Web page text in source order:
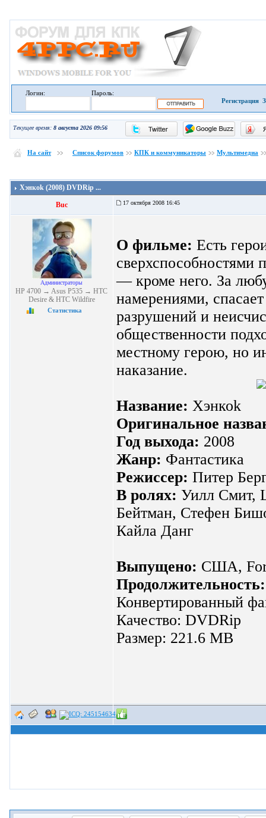
Логин:
Пароль:
Регистрация
Текущее время: 8 августа 2026 09:56
На сайт Список форумов КПК и коммуникаторы Мультимедиа
Хэнкоk (2008) DVDRip ...
Buc 17 октября 2008 16:45
Администраторы
HP 4700 → Asus P535 → HTC
Desire & HTC Wildfire
Статистика
О фильме: Есть
сверхспособностями
— кроме него. За
намерениями,
разрушений и
общественности
местному герою, но
наказание.
Название: Хэнкоk
Оригинальное
Год выхода: 2008
Жанр: Фантастика
Режиссер: Питер
В ролях: Уилл Смит,
Бейтман, Стефен
Кайла Данг
Выпущено: США,
Продолжительность:
Конвертированный
Качество: DVDRip
Размер: 221.6 MB